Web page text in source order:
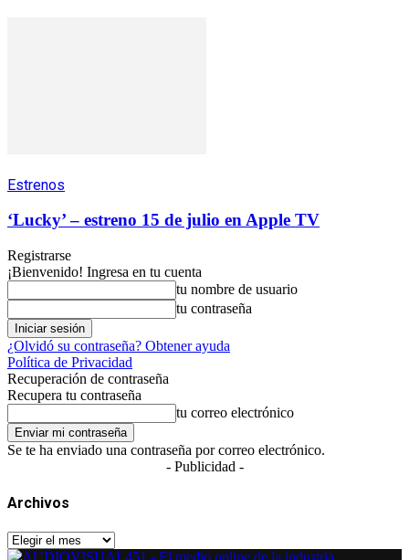
Estrenos
‘Lucky’ – estreno 15 de julio en Apple TV
Registrarse
¡Bienvenido! Ingresa en tu cuenta
tu nombre de usuario
tu contraseña
¿Olvidó su contraseña? Obtener ayuda
Política de Privacidad
Recuperación de contraseña
Recupera tu contraseña
tu correo electrónico
Se te ha enviado una contraseña por correo electrónico.
- Publicidad -
Archivos
Archivos